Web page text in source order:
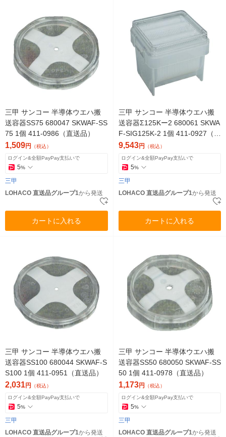
三甲 サンコー 半導体ウエハ搬
送容器SS75 680047 SKWAF-SS
75 1個 411-0986（直送品）
1,509円 （税込）
ログイン&全額PayPay支払いで
5%
三甲
LOHACO 直送品グループ1から発送
カートに入れる
三甲 サンコー 半導体ウエハ搬
送容器Σ125Kー2 680061 SKWA
F-SIG125K-2 1個 411-0927（直
送品）
9,543円 （税込）
ログイン&全額PayPay支払いで
5%
三甲
LOHACO 直送品グループ1から発送
カートに入れる
三甲 サンコー 半導体ウエハ搬
送容器SS100 680044 SKWAF-S
S100 1個 411-0951（直送品）
2,031円 （税込）
ログイン&全額PayPay支払いで
5%
三甲
LOHACO 直送品グループ1から発送
三甲 サンコー 半導体ウエハ搬
送容器SS50 680050 SKWAF-SS
50 1個 411-0978（直送品）
1,173円 （税込）
ログイン&全額PayPay支払いで
5%
三甲
LOHACO 直送品グループ1から発送